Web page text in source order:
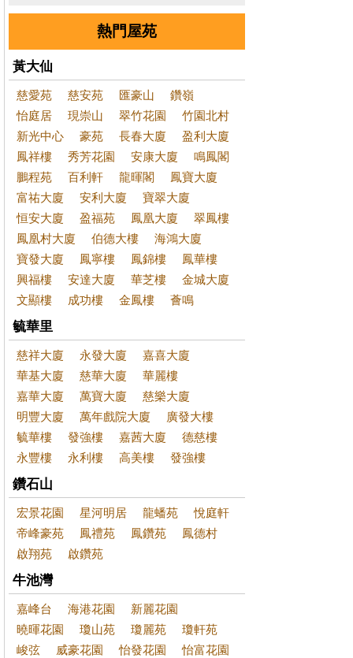
熱門屋苑
黃大仙
慈愛苑 慈安苑 匯豪山
鑽嶺
怡庭居
現崇山 翠竹花園
竹園北村
新光中心
豪苑 長春大廈
盈利大廈
鳳祥樓
秀芳花園 安康大廈
鳴鳳閣
鵬程苑
百利軒 龍暉閣
鳳寶大廈
富祐大廈
安利大廈
寶翠大廈
恒安大廈
盈福苑 鳳凰大廈
翠鳳樓
鳳凰村大廈
伯德大樓
海鴻大廈
寶發大廈
鳳寧樓 鳳錦樓
鳳華樓
興福樓
安達大廈 華芝樓
金城大廈
文顯樓
成功樓 金鳳樓 薈鳴
毓華里
慈祥大廈 永發大廈
嘉喜大廈
華基大廈
慈華大廈
華麗樓
嘉華大廈
萬寶大廈
慈樂大廈
明豐大廈
萬年戲院大廈
廣發大樓
毓華樓
發強樓 嘉茜大廈
德慈樓
永豐樓
永利樓 高美樓 發強樓
鑽石山
宏景花園 星河明居 龍蟠苑
悅庭軒
帝峰豪苑
鳳禮苑 鳳鑽苑
鳳德村
啟翔苑
啟鑽苑
牛池灣
嘉峰台 海港花園
新麗花園
曉暉花園
瓊山苑 瓊麗苑
瓊軒苑
峻弦
威豪花園 怡發花園
怡富花園